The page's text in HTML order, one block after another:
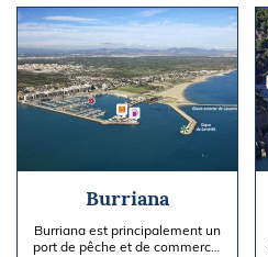
Burriana
Burriana est principalement un
port de pêche et de commerce,